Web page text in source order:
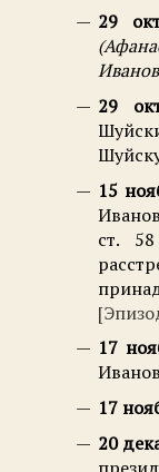
29
29
15
ст.
17
17
20